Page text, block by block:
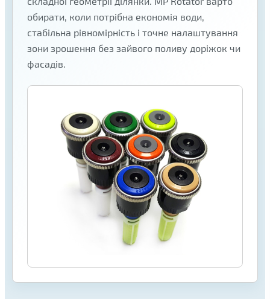
обирати, коли потрібна економія води,
стабільна рівномірність і точне налаштування
зони зрошення без зайвого поливу доріжок чи
фасадів.